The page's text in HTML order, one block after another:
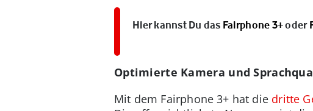
Hier kannst Du das Fairphone 3+oder
Optimierte Kamera und
Mit dem Fairphone 3+ hat die dritte